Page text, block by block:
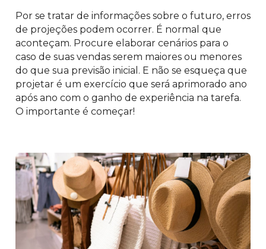
Por se tratar de informações sobre o futuro, erros
de projeções podem ocorrer. É normal que
aconteçam. Procure elaborar cenários para o
caso de suas vendas serem maiores ou menores
do que sua previsão inicial. E não se esqueça que
projetar é um exercício que será aprimorado ano
após ano com o ganho de experiência na tarefa.
O importante é começar!